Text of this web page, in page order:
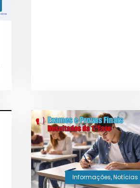
Informações,Notícias